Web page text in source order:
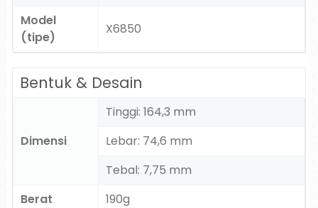
Model
(tipe)
X6850
Bentuk & Desain
Dimensi
Tinggi: 164,3 mm
Lebar: 74,6 mm
Tebal: 7,75 mm
Berat
190g